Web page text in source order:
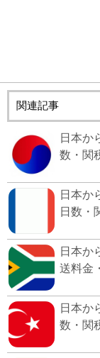
関連記事
日本か
数・関
日本か
日数・
日本か
送料金
日本か
数・関